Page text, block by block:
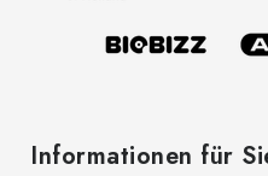
Informationen für